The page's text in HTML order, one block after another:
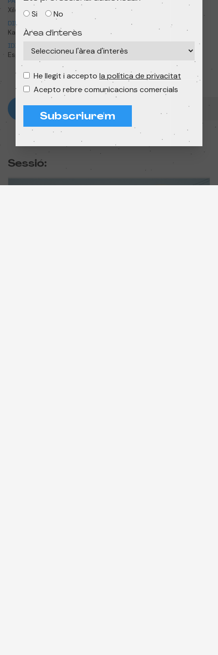
PAÍS
Xile
ANY
2022
DIRECCIÓ
Katherina Harder
DURADA
IDIOMA ORIGINAL
Espanyol
Sessió:
Si No
Àrea d'interès
He llegit i accepto la política de privacitat
Acepto rebre comunicacions comercials
Subscriure'm